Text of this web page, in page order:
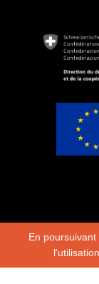
En